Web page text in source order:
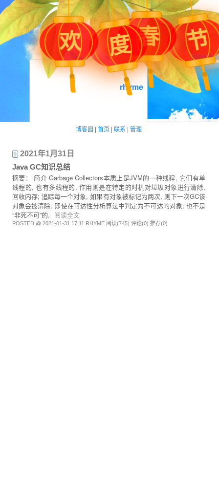
节
春
度
欢
rhyme
博客园 | 首页 | 联系 | 管理
2021年1月31日
Java GC知识总结
摘要： 简介 Garbage Collectors本质上是JVM的一种线程, 它们有单
线程的, 也有多线程的, 作用则是在特定的时机对垃圾对象进行清除,
回收内存; 追踪每一个对象, 如果有对象被标记为两次, 则下一次GC该
对象会被清除; 即使在可达性分析算法中判定为不可达的对象, 也不是
“非死不可”的, 阅读全文
POSTED @ 2021-01-31 17:11 RHYME 阅读(745) 评论(0) 推荐(0)